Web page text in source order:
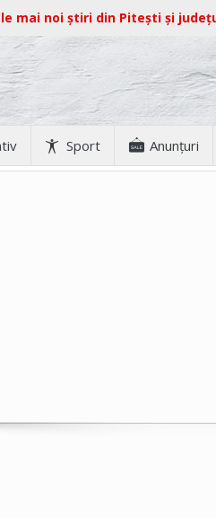
mai noi știri din Pitești și
Sport Anunţuri